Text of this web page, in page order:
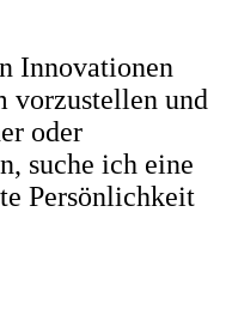
Innovationen
vorzustellen und
oder
suche ich eine
Persönlichkeit